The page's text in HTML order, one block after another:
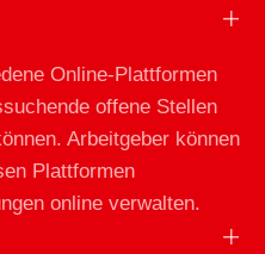
Online-Plattformen
offene Stellen
Arbeitgeber können
Plattformen
online verwalten.